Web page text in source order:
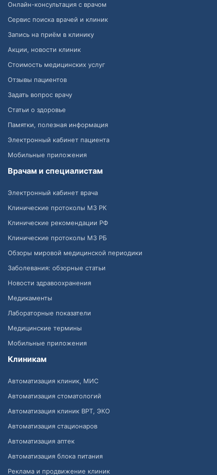
Онлайн-консультация с врачом
Сервис поиска врачей и клиник
Запись на приём в клинику
Акции, новости клиник
Стоимость медицинских услуг
Отзывы пациентов
Задать вопрос врачу
Статьи о здоровье
Памятки, полезная информация
Электронный кабинет пациента
Мобильные приложения
Врачам и специалистам
Электронный кабинет врача
Клинические протоколы МЗ РК
Клинические рекомендации РФ
Клинические протоколы МЗ РБ
Обзоры мировой медицинской периодики
Заболевания: обзорные статьи
Новости здравоохранения
Медикаменты
Лабораторные показатели
Медицинские термины
Мобильные приложения
Клиникам
Автоматизация клиник, МИС
Автоматизация стоматологий
Автоматизация клиник ВРТ, ЭКО
Автоматизация стационаров
Автоматизация аптек
Автоматизация блока питания
Реклама и продвижение клиник